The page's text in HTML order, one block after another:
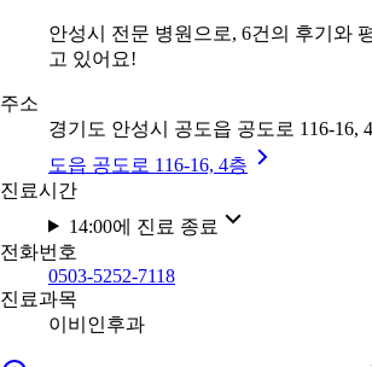
안성시 전문 병원으로, 6건의 후기와
고 있어요!
주소
경기도 안성시 공도읍 공도로 116-16,
도읍 공도로 116-16, 4층
진료시간
14:00에 진료 종료
전화번호
0503-5252-7118
진료과목
이비인후과